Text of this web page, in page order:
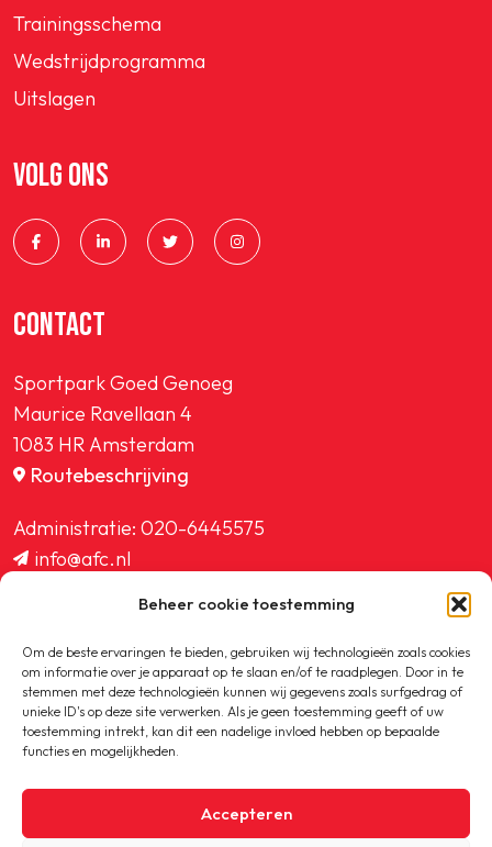
Beheer cookie toestemming
Om de beste ervaringen te bieden, gebruiken wij technologieën zoals cookies
om informatie over je apparaat op te slaan en/of te raadplegen. Door in te
stemmen met deze technologieën kunnen wij gegevens zoals surfgedrag of
unieke ID's op deze site verwerken. Als je geen toestemming geeft of uw
toestemming intrekt, kan dit een nadelige invloed hebben op bepaalde
functies en mogelijkheden.
Accepteren
Trainingsschema
Wedstrijdprogramma
Uitslagen
VOLG ONS
CONTACT
Sportpark Goed Genoeg
Maurice Ravellaan 4
1083 HR Amsterdam
Routebeschrijving
Administratie: 020-6445575
info@afc.nl
ledenadministratie@afc.nl
Copyright © 2020-2026 AFC